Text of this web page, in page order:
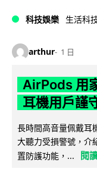
科技娛樂 生活科
arthur 1 日
AirPods 用
耳機用戶謹
長時間高音量佩戴耳
大聽力受損警號，介
置防護功能，...
閱